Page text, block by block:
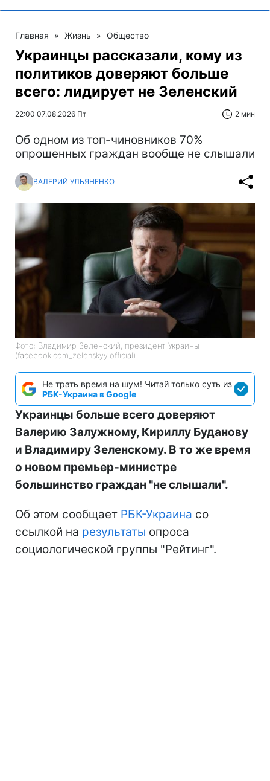
Главная » Жизнь » Общество
Украинцы рассказали, кому из
политиков доверяют больше
всего: лидирует не Зеленский
22:00 07.08.2026 Пт 2 мин
Об одном из топ-чиновников 70%
опрошенных граждан вообще не слышали
ВАЛЕРИЙ УЛЬЯНЕНКО
Фото: Владимир Зеленский, президент Украины
(facebook.com_zelenskyy.official)
Не трать время на шум! Читай только суть из
РБК-Украина в Google
Украинцы больше всего доверяют
Валерию Залужному, Кириллу Буданову
и Владимиру Зеленскому. В то же время
о новом премьер-министре
большинство граждан "не слышали".
Об этом сообщает РБК-Украина со
ссылкой на результаты опроса
социологической группы "Рейтинг".